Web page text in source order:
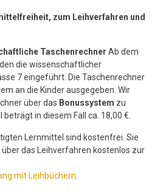
zum Leihverfahren und
Taschenrechner Ab dem
die wissenschaftlicher
7 eingeführt. Die Taschenrechner
an die Kinder ausgegeben. Wir
über das Bonussystem zu
in diesem Fall ca. 18,00 €.
Lernmittel sind kostenfrei. Sie
das Leihverfahren kostenlos zur
mit Leihbüchern